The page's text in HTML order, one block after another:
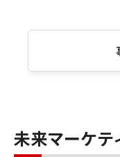
未来マーケテ